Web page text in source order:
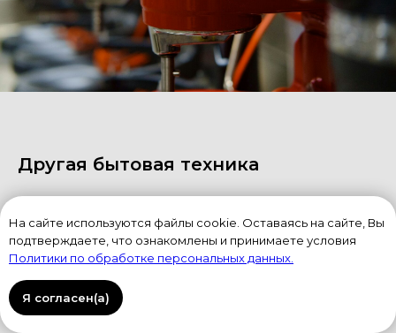
На сайте используются файлы cookie. Оставаясь на сайте, Вы
подтверждаете, что ознакомлены и принимаете условия
Политики по обработке персональных данных.
Я согласен(а)
Другая бытовая техника
Мы также предлагаем:
Кофемашины встроенные
Вино-охладители
Мини-бары
Стиральные машины (в том числе
встроенные)